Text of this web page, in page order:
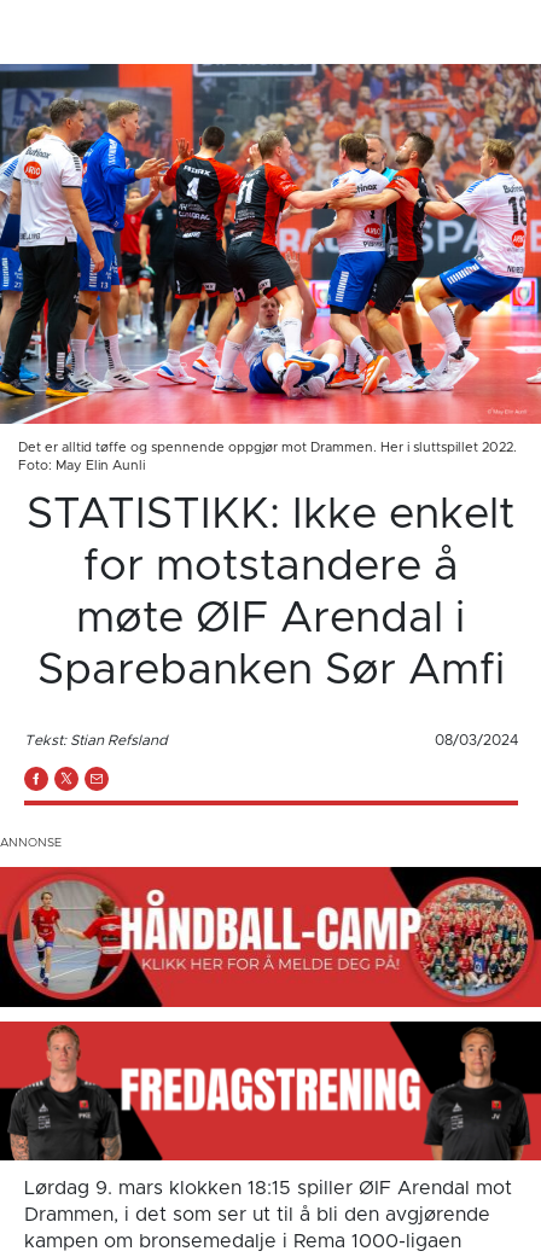
Det er alltid tøffe og spennende oppgjør mot Drammen. Her i sluttspillet 2022.
Foto: May Elin Aunli
STATISTIKK: Ikke enkelt
for motstandere å
møte ØIF Arendal i
Sparebanken Sør Amfi
Tekst: Stian Refsland 08/03/2024
Lørdag 9. mars klokken 18:15 spiller ØIF Arendal mot
Drammen, i det som ser ut til å bli den avgjørende
kampen om bronsemedalje i Rema 1000-ligaen